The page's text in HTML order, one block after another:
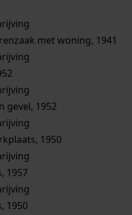
met woning, 1941
gevel, 1952
1950
1957
1950